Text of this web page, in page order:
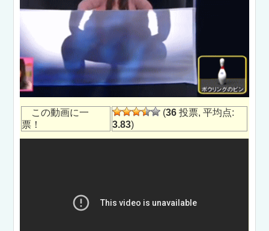
この動画に一
票！
(36 投票, 平均点:
3.83)